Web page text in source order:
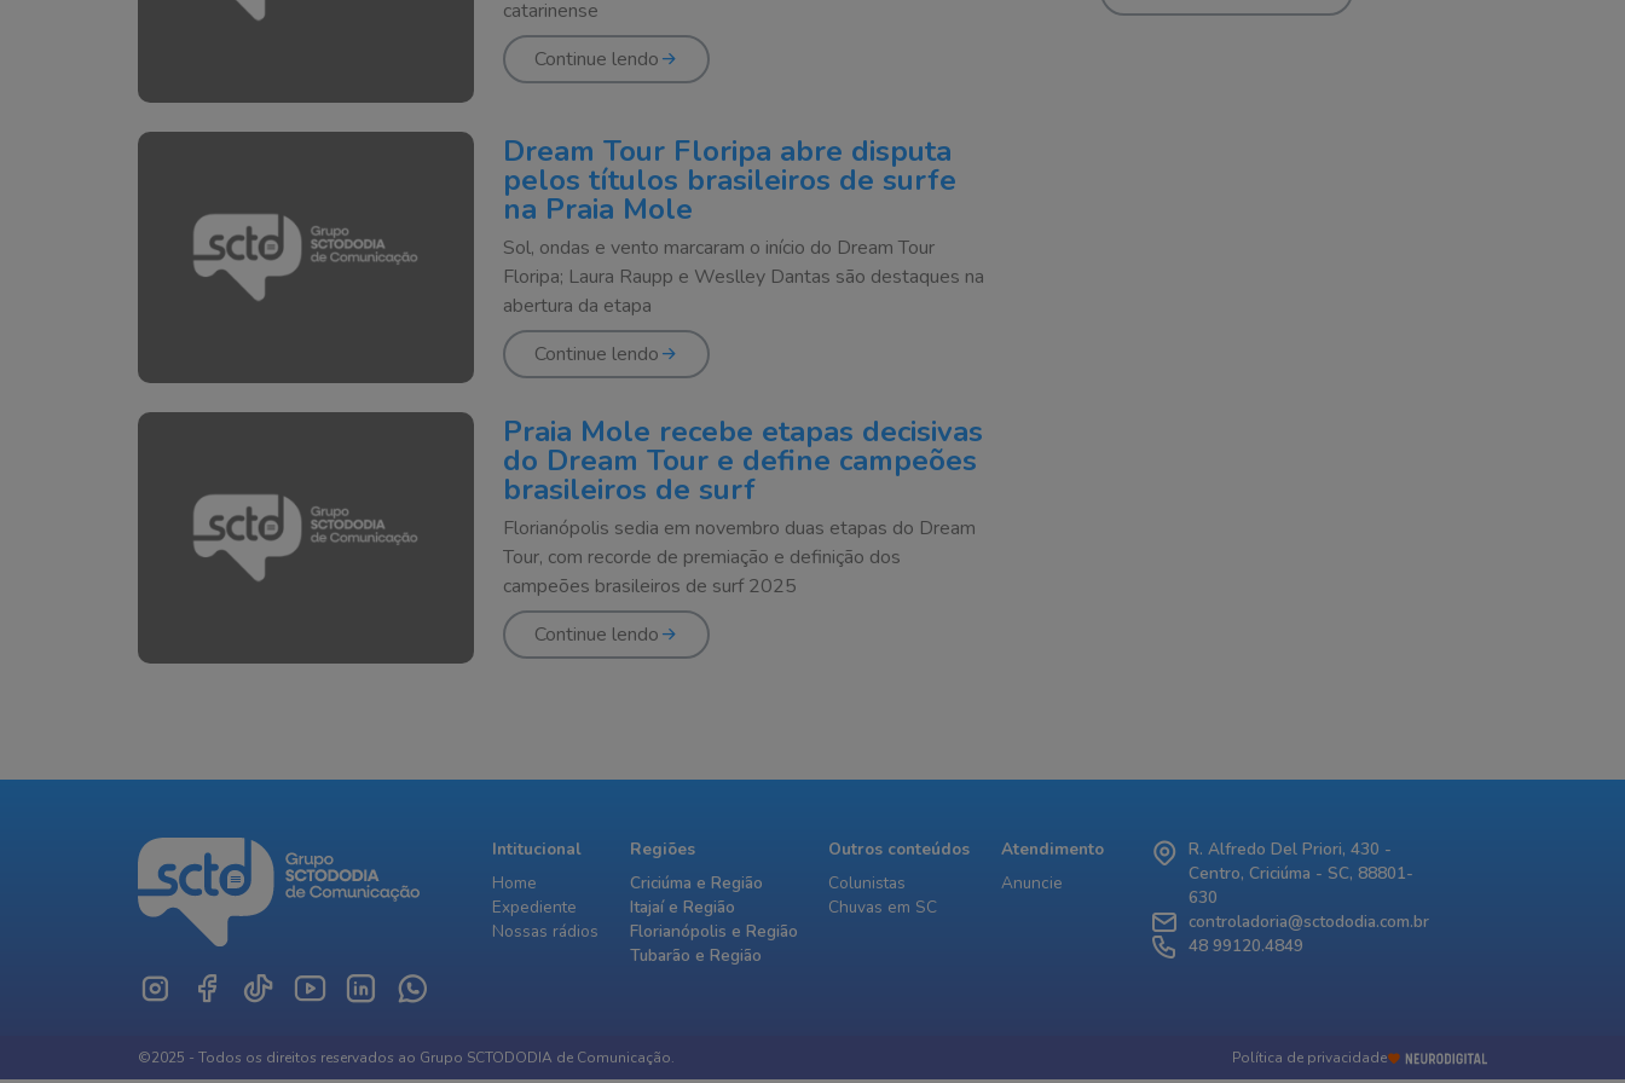
catarinense
Continue lendo
Dream Tour Floripa abre disputa
pelos títulos brasileiros de surfe
na Praia Mole
Sol, ondas e vento marcaram o início do Dream Tour
Floripa; Laura Raupp e Weslley Dantas são destaques na
abertura da etapa
Continue lendo
Praia Mole recebe etapas decisivas
do Dream Tour e define campeões
brasileiros de surf
Florianópolis sedia em novembro duas etapas do Dream
Tour, com recorde de premiação e definição dos
campeões brasileiros de surf 2025
Continue lendo
Intitucional
Home
Expediente
Nossas rádios
Regiões
Criciúma e Região
Itajaí e Região
Florianópolis e Região
Tubarão e Região
Outros conteúdos
Colunistas
Chuvas em SC
Atendimento
Anuncie
R. Alfredo Del Priori, 430 -
Centro, Criciúma - SC, 88801-
630
controladoria@sctododia.com.br
48 99120.4849
©2025 - Todos os direitos reservados ao Grupo SCTODODIA de Comunicação. Política de privacidade